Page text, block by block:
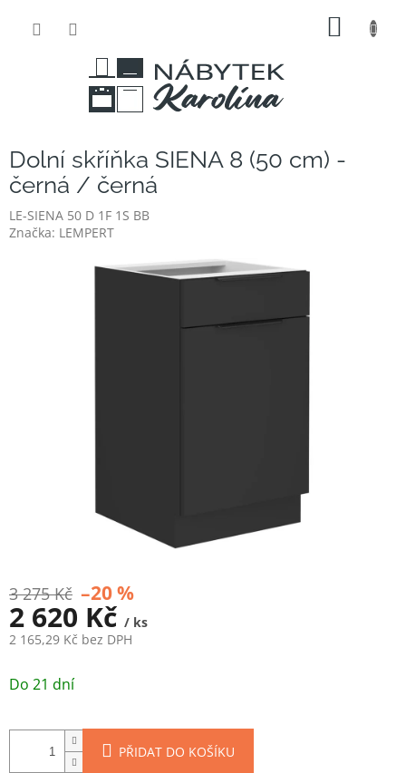
Dolní skříňka SIENA 8 (50 cm) -
černá / černá
LE-SIENA 50 D 1F 1S BB
Značka: LEMPERT
3 275 Kč –20 %
2 620 Kč / ks
2 165,29 Kč bez DPH
cena:
Do 21 dní
PŘIDAT DO KOŠÍKU